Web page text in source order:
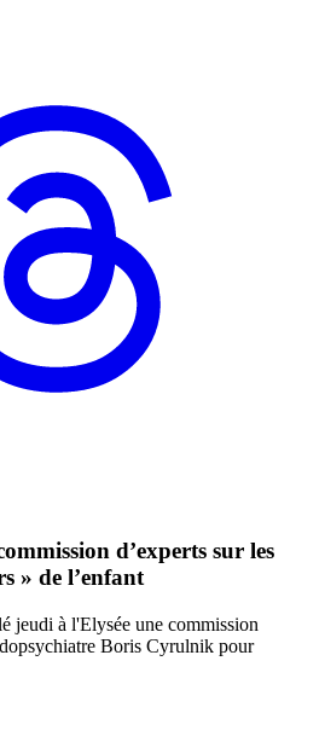
d’experts sur les
» de l’enfant
jeudi à l'Elysée une commission
Boris Cyrulnik pour